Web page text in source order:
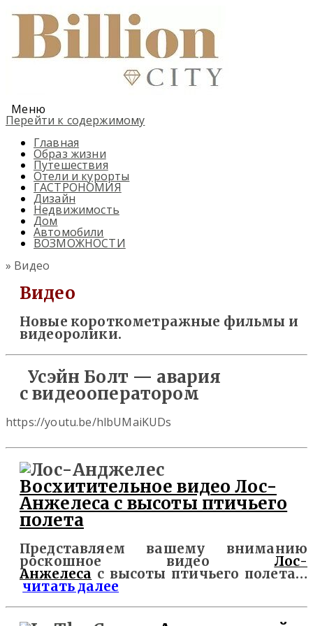
Меню
Перейти к содержимому
Главная
Образ жизни
Путешествия
Отели и курорты
ГАСТРОНОМИЯ
Дизайн
Недвижимость
Дом
Автомобили
ВОЗМОЖНОСТИ
» Видео
Видео
Новые короткометражные фильмы и
видеоролики.
Усэйн Болт — авария
с видеооператором
https://youtu.be/hlbUMaiKUDs
Восхитительное видео Лос-
Анжелеса с высоты птичьего
полета
Представляем вашему вниманию
роскошное видео Лос-
Анжелеса с высоты птичьего полета…
читать далее